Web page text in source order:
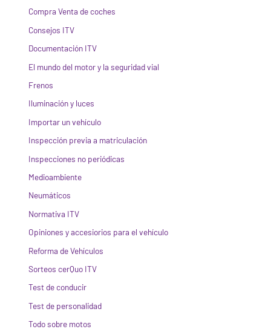
Compra Venta de coches
Consejos ITV
Documentación ITV
El mundo del motor y la seguridad vial
Frenos
Iluminación y luces
Importar un vehículo
Inspección previa a matriculación
Inspecciones no periódicas
Medioambiente
Neumáticos
Normativa ITV
Opiniones y accesiorios para el vehículo
Reforma de Vehículos
Sorteos cerQuo ITV
Test de conducir
Test de personalidad
Todo sobre motos